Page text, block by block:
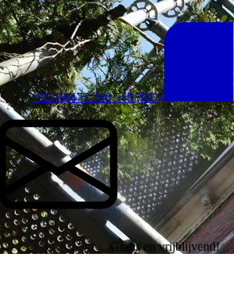
+32 (0)475 248 548 (BE)
Gratis en vrijblijvend!